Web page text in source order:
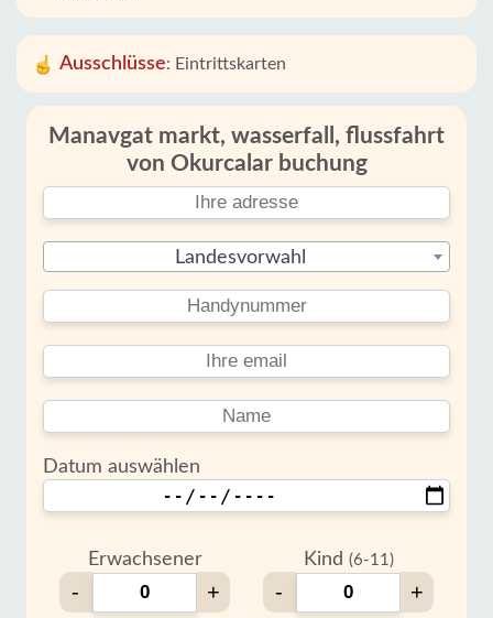
Ausschlüsse: Eintrittskarten
Manavgat markt, wasserfall, flussfahrt
von Okurcalar buchung
Landesvorwahl
Datum auswählen
Erwachsener
- +
Kind (6-11)
- +